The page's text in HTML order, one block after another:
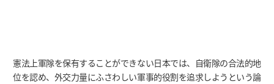
憲法上軍隊を保有することができない日本では、自衛隊の合法的地
位を認め、外交力量にふさわしい軍事的役割を追求しようという論